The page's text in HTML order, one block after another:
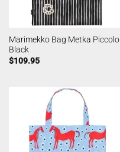
Marimekko Bag Metka Piccolo
Black
$109.95